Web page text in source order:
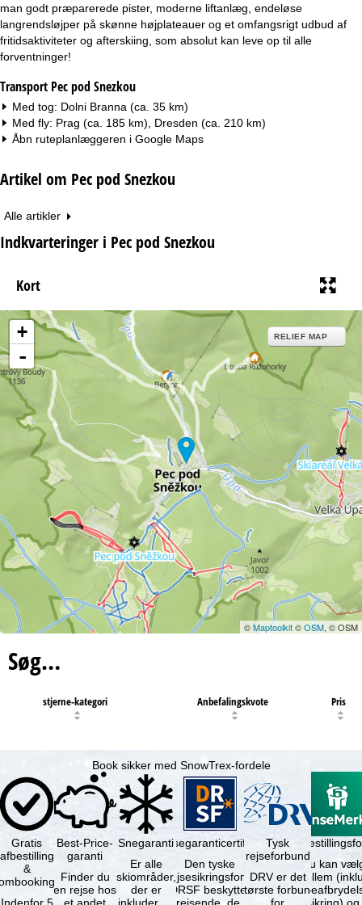
man godt præparerede pister, moderne liftanlæg, endeløse
langrendsløjper på skønne højplateauer og et omfangsrigt udbud af
fritidsaktiviteter og afterskiing, som absolut kan leve op til alle
forventninger!
Transport Pec pod Snezkou
Med tog: Dolni Branna (ca. 35 km)
Med fly: Prag (ca. 185 km), Dresden (ca. 210 km)
Åbn ruteplanlæggeren i Google Maps
Artikel om Pec pod Snezkou
Alle artikler
Indkvarteringer i Pec pod Snezkou
Kort
+
-
RELIEF MAP
©Maptoolkit©OSM, © OSM
Søg…
stjerne-kategori Anbefalingskvote Pris
Book sikker med SnowTrex-fordele
Gratis
afbestilling
&
Best-Price-
garanti
Finder du
en rejse hos
Snegaranti
Er alle
skiområder,
der er
Rejsegaranticertifikat
Den tyske
rejsesikringsfond
DRSF beskytter
Tysk
rejseforbund
DRV er det
største forbund
Du kan
mellem (inklusiv